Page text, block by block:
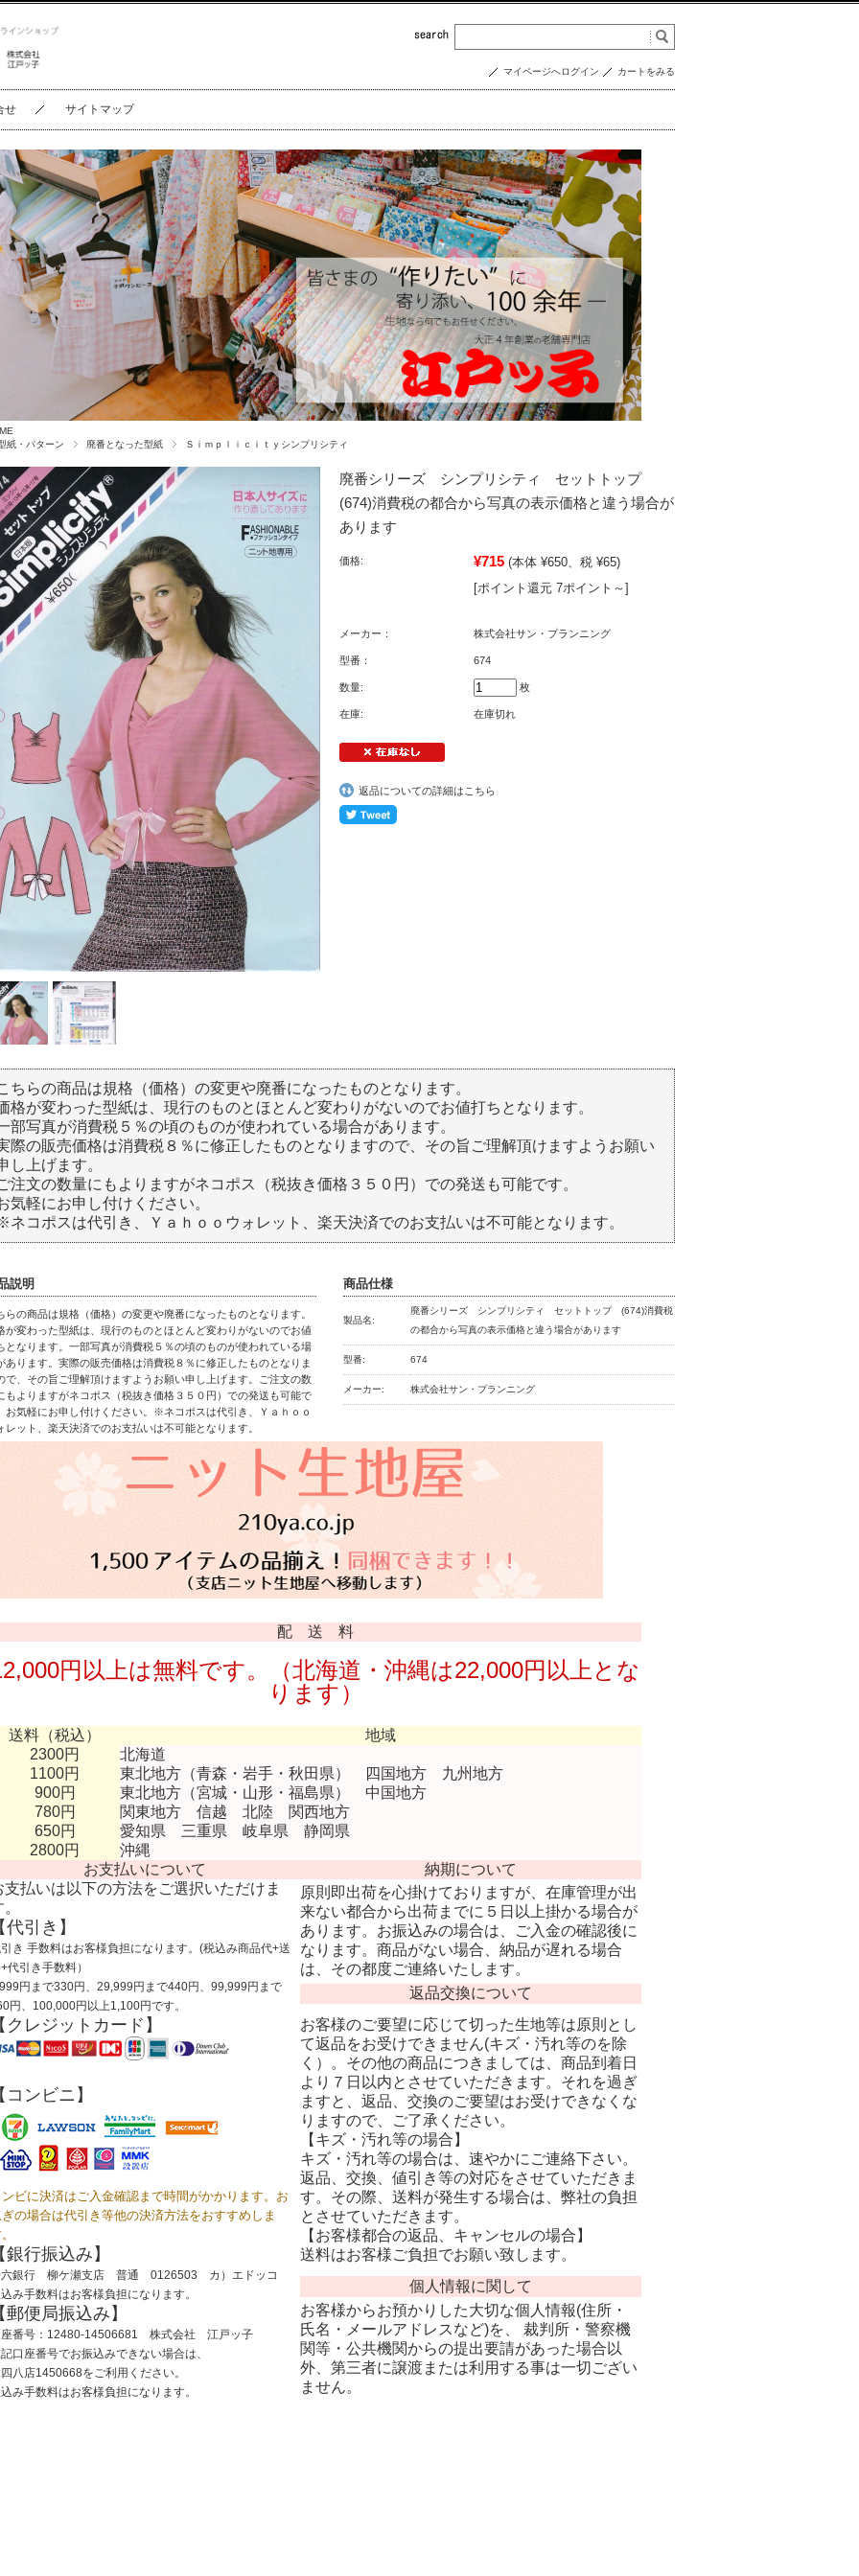
マイページへログイン カートをみる
せ サイトマップ
紙・パターン
廃番となった型紙 Ｓｉｍｐｌｉｃｉｔｙシンプリシティ
廃番シリーズ シンプリシティ セットトップ
(674)消費税の都合から写真の表示価格と違う場合が
あります
価格: ¥715 (本体 ¥650、税 ¥65)
[ポイント還元 7ポイント～]
メーカー： 株式会社サン・プランニング
型番： 674
数量: 枚
在庫: 在庫切れ
返品についての詳細はこちら
ちらの商品は規格（価格）の変更や廃番になったものとなります。
格が変わった型紙は、現行のものとほとんど変わりがないのでお値打ちとなります。
部写真が消費税５％の頃のものが使われている場合があります。
際の販売価格は消費税８％に修正したものとなりますので、その旨ご理解頂けますようお願い
し上げます。
注文の数量にもよりますがネコポス（税抜き価格３５０円）での発送も可能です。
気軽にお申し付けください。
ネコポスは代引き、Ｙａｈｏｏウォレット、楽天決済でのお支払いは不可能となります。
説明
らの商品は規格（価格）の変更や廃番になったものとなります。
が変わった型紙は、現行のものとほとんど変わりがないのでお値
となります。一部写真が消費税５％の頃のものが使われている場
あります。実際の販売価格は消費税８％に修正したものとなりま
で、その旨ご理解頂けますようお願い申し上げます。ご注文の数
もよりますがネコポス（税抜き価格３５０円）での発送も可能で
お気軽にお申し付けください。※ネコポスは代引き、Ｙａｈｏｏ
レット、楽天決済でのお支払いは不可能となります。
商品仕様
製品名:
廃番シリーズ シンプリシティ セットトップ (674)消費税
の都合から写真の表示価格と違う場合があります
型番: 674
メーカー: 株式会社サン・プランニング
配 送 料
円以上は無料です。（北海道・沖縄は22,000円以上とな
ります）
送料（税込）
地域
2300円
北海道
1100円
東北地方（青森・岩手・秋田県） 四国地方 九州地方
900円
東北地方（宮城・山形・福島県） 中国地方
780円
関東地方 信越 北陸 関西地方
650円
愛知県 三重県 岐阜県 静岡県
2800円
沖縄
お支払いについて
納期について
支払いは以下の方法をご選択いただけま
代引き】
き 手数料はお客様負担になります。(税込み商品代+送
代引き手数料）
円まで330円、29,999円まで440円、99,999円まで
円、100,000円以上1,100円です。
クレジットカード】
コンビニ】
ビに決済はご入金確認まで時間がかかります。お
の場合は代引き等他の決済方法をおすすめしま
銀行振込み】
六銀行 柳ケ瀬支店 普通 0126503 カ）エドッコ
み手数料はお客様負担になります。
郵便局振込み】
番号：12480-14506681 株式会社 江戸ッ子
口座番号でお振込みできない場合は、
八店1450668をご利用ください。
み手数料はお客様負担になります。
原則即出荷を心掛けておりますが、在庫管理が出
来ない都合から出荷までに５日以上掛かる場合が
あります。お振込みの場合は、ご入金の確認後に
なります。商品がない場合、納品が遅れる場合
は、その都度ご連絡いたします。
返品交換について
お客様のご要望に応じて切った生地等は原則とし
て返品をお受けできません(キズ・汚れ等のを除
く）。その他の商品につきましては、商品到着日
より７日以内とさせていただきます。それを過ぎ
ますと、返品、交換のご要望はお受けできなくな
りますので、ご了承ください。
【キズ・汚れ等の場合】
キズ・汚れ等の場合は、速やかにご連絡下さい。
返品、交換、値引き等の対応をさせていただきま
す。その際、送料が発生する場合は、弊社の負担
とさせていただきます。
【お客様都合の返品、キャンセルの場合】
送料はお客様ご負担でお願い致します。
個人情報に関して
お客様からお預かりした大切な個人情報(住所・
氏名・メールアドレスなど)を、 裁判所・警察機
関等・公共機関からの提出要請があった場合以
外、第三者に譲渡または利用する事は一切ござい
ません。